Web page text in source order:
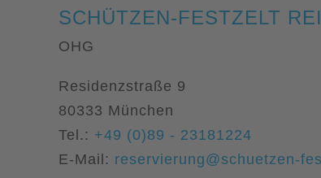
SCHÜTZEN-FESTZELT
OHG
Residenzstraße 9
80333 München
Tel.: +49 (0)89 - 23181224
E-Mail: reservierung@schuetzen-